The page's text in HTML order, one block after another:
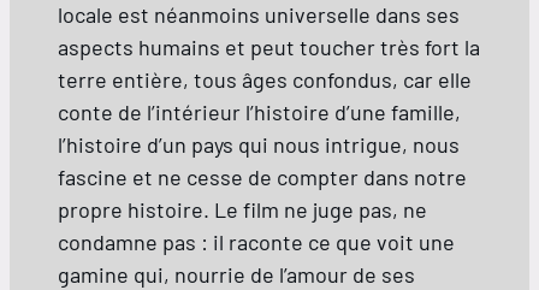
locale est néanmoins universelle dans ses
aspects humains et peut toucher très fort la
terre entière, tous âges confondus, car elle
conte de l’intérieur l’histoire d’une famille,
l’histoire d’un pays qui nous intrigue, nous
fascine et ne cesse de compter dans notre
propre histoire. Le film ne juge pas, ne
condamne pas : il raconte ce que voit une
gamine qui, nourrie de l’amour de ses